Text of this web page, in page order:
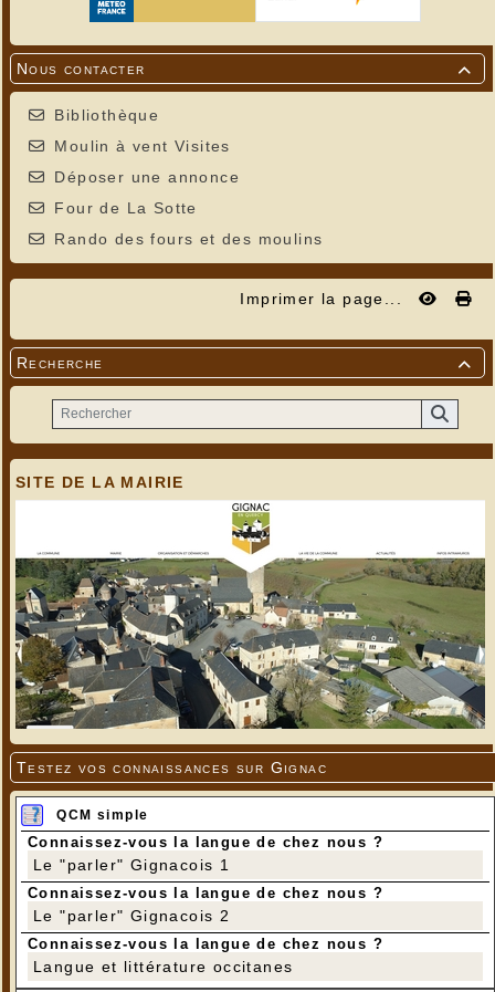

Nous contacter
Bibliothèque
Moulin à vent Visites
Déposer une annonce
Four de La Sotte
Rando des fours et des moulins
Imprimer la page...

Recherche
SITE DE LA MAIRIE
Testez vos connaissances sur Gignac
QCM simple
Connaissez-vous la langue de chez nous ?
Le "parler" Gignacois 1
Connaissez-vous la langue de chez nous ?
Le "parler" Gignacois 2
Connaissez-vous la langue de chez nous ?
Langue et littérature occitanes